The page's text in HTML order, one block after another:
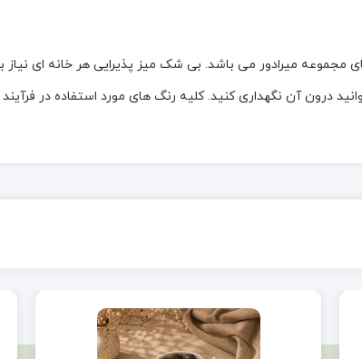
مجموعه میرادور می باشد. بی شک میز پذیرایی هر خانه ای
درون آن نگهداری کنید. کلیه رنگ های مورد استفاده در